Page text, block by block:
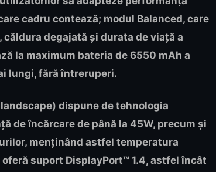
cadru contează; modul Balanced, care
degajată și durata de viață a
la maximum bateria de 6550 mAh a
lungi, fără întreruperi.
dispune de tehnologia
de încărcare de până la 45W, precum și
menținând astfel temperatura
suport DisplayPort™ 1.4, astfel încât